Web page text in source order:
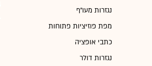
נגזרות מעו"ף
מפת פוזיציות פתוחות
כתבי אופציה
נגזרות דולר